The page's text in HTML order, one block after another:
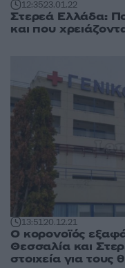
12:3523.01.22
Στερεά Ελλάδα:
και που
13:5120.12.21
Ο κορονοϊός
Θεσσαλία και
στοιχεία για τους